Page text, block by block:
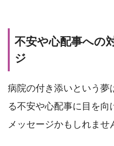
不安や心配事への
ジ
病院の付き添いという夢
る不安や心配事に目を向
メッセージかもしれませ